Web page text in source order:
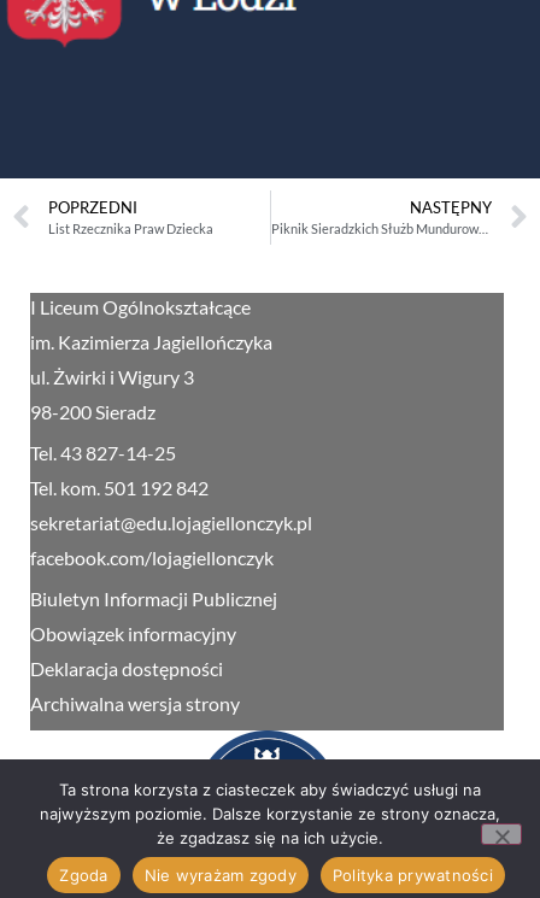
POPRZEDNI
List Rzecznika Praw Dziecka
NASTĘPNY
Piknik Sieradzkich Służb Mundurowych
I Liceum Ogólnokształcące
im. Kazimierza Jagiellończyka
ul. Żwirki i Wigury 3
98-200 Sieradz
Tel. 43 827-14-25
Tel. kom. 501 192 842
sekretariat@edu.lojagiellonczyk.pl
facebook.com/lojagiellonczyk
Biuletyn Informacji Publicznej
Obowiązek informacyjny
Deklaracja dostępności
Archiwalna wersja strony
Ta strona korzysta z ciasteczek aby świadczyć usługi na
najwyższym poziomie. Dalsze korzystanie ze strony oznacza,
że zgadzasz się na ich użycie.
Zgoda
Nie wyrażam zgody Polityka prywatności